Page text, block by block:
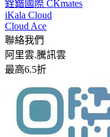
銓鍇國際 CKmates
iKala Cloud
Cloud Ace
聯絡我們
阿里雲.騰訊雲
最高6.5折